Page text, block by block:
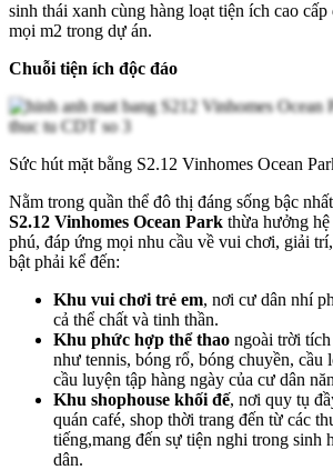
sinh thái xanh cùng hàng loạt tiện ích cao
mọi m2 trong dự án.
Chuỗi tiện ích độc đáo
Sức hút mặt bằng S2.12 Vinhomes Ocean
Nằm trong quần thể đô thị đáng sống bậc
S2.12 Vinhomes Ocean Park thừa hưởng
phú, đáp ứng mọi nhu cầu về vui chơi, giải
bật phải kể đến:
Khu vui chơi trẻ em, nơi cư dân nhí
cả thể chất và tinh thần.
Khu phức hợp thể thao ngoài trời
như tennis, bóng rổ, bóng chuyền,
cầu luyện tập hàng ngày của cư dân
Khu shophouse khối đế, nơi quy tụ
quán café, shop thời trang đến từ các
tiếng,mang đến sự tiện nghi trong sinh
dân.